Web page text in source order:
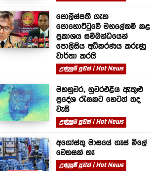
පොලිස්පති ගැන
පොහොට්ටුවේ මහලේකම් කළ
ප්‍රකාශය සම්බන්ධයෙන්
පොලිසිය අධිකරණය කරුණු
වාර්තා කරයි
උණුසුම් පුවත් | Hot News
මහනුවර, නුවරඑළිය ඇතුළු
ප්‍රදේශ රැසකට හෙටත් තද
වැසි
උණුසුම් පුවත් | Hot News
අගෝස්තු මාසයේ ගෑස් මිලේ
වෙනසක් නෑ
උණුසුම් පුවත් | Hot News